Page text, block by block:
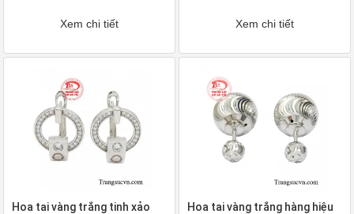
Xem chi tiết Xem chi tiết
Hoa tai vàng trắng tinh xảo Hoa tai vàng trắng hàng hiệu